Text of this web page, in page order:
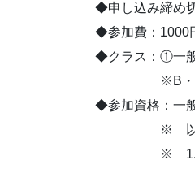
◆申し込み締め
◆参加費：1000
◆クラス：①一
※B・C級
◆参加資格：一
※ 以下の1
※ 1.姫路ソ